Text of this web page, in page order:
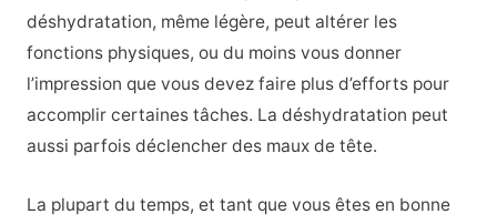
déshydratation, même légère, peut altérer les
fonctions physiques, ou du moins vous donner
l’impression que vous devez faire plus d’efforts pour
accomplir certaines tâches. La déshydratation peut
aussi parfois déclencher des maux de tête.
La plupart du temps, et tant que vous êtes en bonne